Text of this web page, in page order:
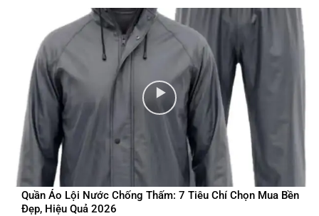
Quần Áo Lội Nước Chống Thấm: 7 Tiêu Chí Chọn Mua Bền
Đẹp, Hiệu Quả 2026